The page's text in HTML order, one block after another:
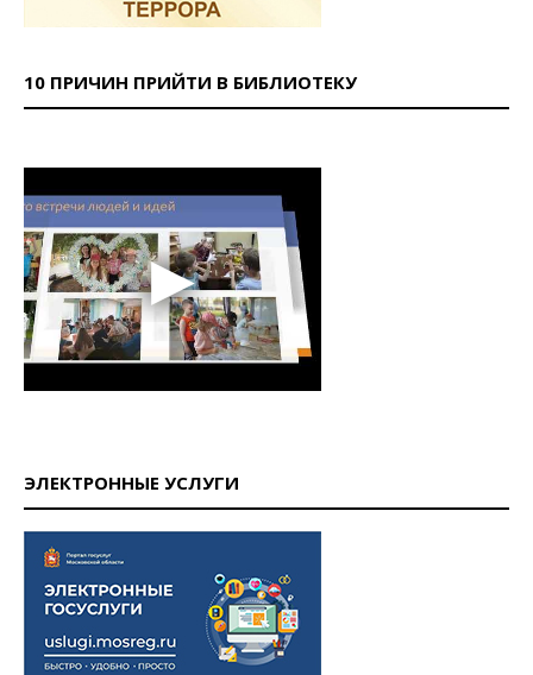
10 ПРИЧИН ПРИЙТИ В БИБЛИОТЕКУ
ЭЛЕКТРОННЫЕ УСЛУГИ